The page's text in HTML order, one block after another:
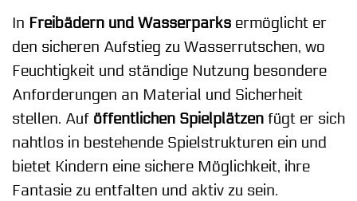
In Freibädern und Wasserparks ermöglicht er
den sicheren Aufstieg zu Wasserrutschen, wo
Feuchtigkeit und ständige Nutzung besondere
Anforderungen an Material und Sicherheit
stellen. Auf öffentlichen Spielplätzen fügt er sich
nahtlos in bestehende Spielstrukturen ein und
bietet Kindern eine sichere Möglichkeit, ihre
Fantasie zu entfalten und aktiv zu sein.